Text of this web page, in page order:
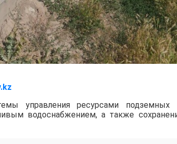
управления ресурсами подземных
водоснабжением, а также